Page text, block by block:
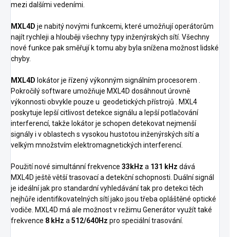
mezi dalšími vedeními.
MXL4D je nabitý novými funkcemi, které umožňují operátorům
najít rychleji a hlouběji všechny typy inženýrských sítí. Všechny
nové funkce pak směřují k tomu aby byla snížena možnost lidské
chyby.
MXL4D lokátor je řízený výkonným signálním procesorem .
Pokročilý software umožňuje MXL4D dosáhnout úrovně
výkonnosti obvykle pouze u geodetických přístrojů . MXL4
poskytuje lepší citlivost detekce signálu a lepší potlačování
interferencí, takže lokátor je schopen detekovat nejmenší
signály i v oblastech s vysokou hustotou inženýrských sítí a
velkým množstvím elektromagnetických interferencí.
Použití nové simultánní frekvence 33kHz a 131 kHz dává
MXL4D ještě větší trasovací a detekční schopnosti. Duální signál
je ideální jak pro standardní vyhledávání tak pro detekci těch
nejhůře identifikovatelných sítí jako jsou třeba opláštěné optické
vodiče. MXL4D má ale možnost v režimu Generátor využít také
frekvence 8 kHz a512/640Hz pro speciální trasování.